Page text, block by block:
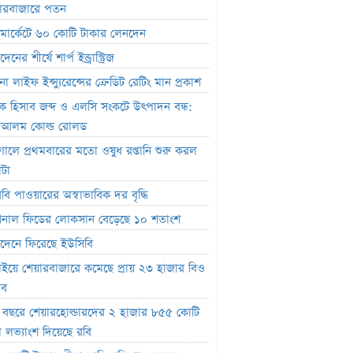
ফিডের লোকসান বেড়েছে ১০ শতাংশ
ফিরেছে ইউসিবি
শেয়ারবাজারে কমেছে প্রায় ২৩ হাজার বিও
কোটি টাকার সম্পত্তি বিক্রি
শেয়ারহোল্ডারদের ২ হাজার ৮৫৫ কোটি
দিয়েছে রবি
টাকার বীমা দাবি পরিশোধে অক্ষম,
নিয়েও শঙ্কা নিরীক্ষকের
তদন্তে এনআরবিসি ব্যাংক সিকিউরিটিজ
ফান্ড থেকে ২,৩৬৭ কোটি টাকা লোপাট,
দ্বারপ্রান্তে ফারইস্ট ইসলামী লাইফ
ক্যাপিটাল ফান্ডে একাধিক অনিয়ম, এক্স
কাছে বিএসইসির ব্যাখ্যা তলব
পতন
৬০ কোটি টাকার লেনদেন
শীর্ষে শার্প ইন্ড্রাস্ট্রিজ
লাইফ ইন্স্যুরেন্সের ক্রেডিট রেটিং মান প্রকাশ
হিসাব জব্দ ও এলসি সংকটে উৎপাদন বন্ধ:
কোল্ড রোলড
প্রথমবারের মতো ওষুধ রপ্তানি শুরু করল
পাওয়ারের অস্বাভাবিক দর বৃদ্ধি
ফিডের লোকসান বেড়েছে ১০ শতাংশ
ফিরেছে ইউসিবি
শেয়ারবাজারে কমেছে প্রায় ২৩ হাজার বিও
শেয়ারহোল্ডারদের ২ হাজার ৮৫৫ কোটি
লভ্যাংশ দিয়েছে রবি